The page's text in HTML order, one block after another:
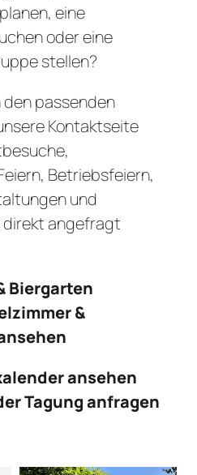
eine
oder eine
stellen?
den passenden
Kontaktseite
Betriebsfeiern,
und
angefragt
Biergarten
&
ansehen
Tagung anfragen